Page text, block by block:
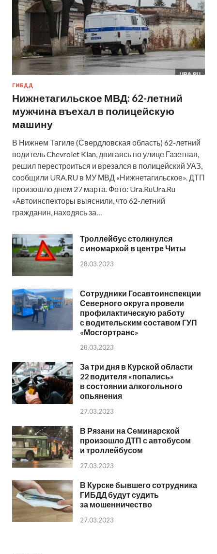
ГИБДД
Нижнетагильское МВД: 62-летний
мужчина въехал в полицейскую
машину
В Нижнем Тагиле (Свердловская область) 62-летний
водитель Chevrolet Klan, двигаясь по улице Газетная,
решил перестроиться и врезался в полицейский УАЗ,
сообщили URA.RU в МУ МВД «Нижнетагильское». ДТП
произошло днем 27 марта. Фото: Ura.RuUra.Ru
«Автоинспекторы выяснили, что 62-летний
гражданин, находясь за…
Троллейбус столкнулся
с иномаркой в центре Читы
28.03.2023
Сотрудники Госавтоинспекции
Северного округа провели
профилактическую работу
с водительским составом ГУП
«Мосгортранс»
28.03.2023
За три дня в Курской области
22 водителя «попались»
в состоянии алкогольного
опьянения
27.03.2023
В Рязани на Семинарской
произошло ДТП с автобусом
и троллейбусом
27.03.2023
В Курске бывшего сотрудника
ГИБДД будут судить
за мошенничество
27.03.2023